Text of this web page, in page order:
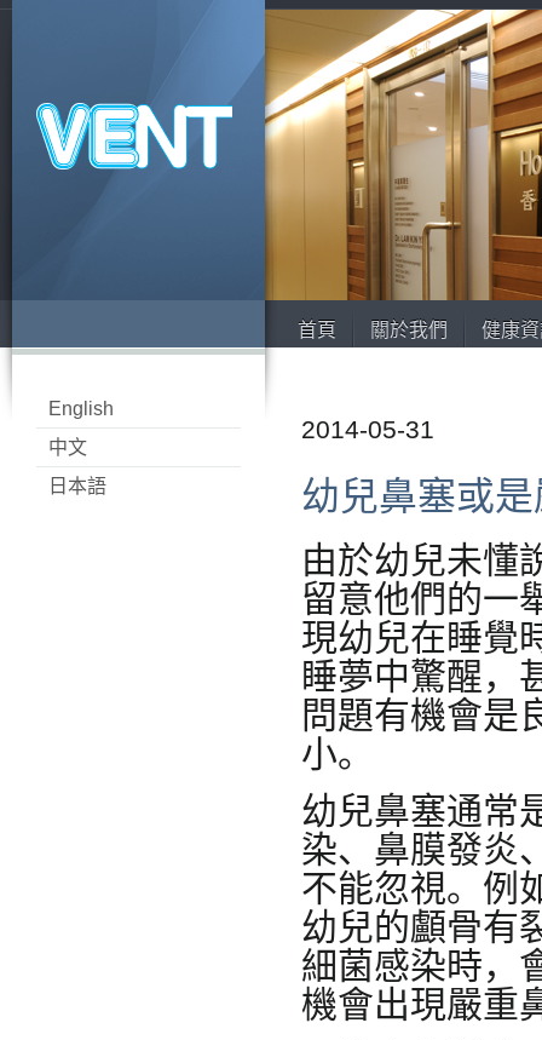
English
中文
日本語
首頁 關於我們 健康
2014-05-31
幼兒鼻塞或
由於幼兒未懂
留意他們的一
現幼兒在睡覺
睡夢中驚醒，
問題有機會是
小。
幼兒鼻塞通常
染、鼻膜發炎
不能忽視。例
幼兒的顱骨有
細菌感染時，
機會出現嚴重